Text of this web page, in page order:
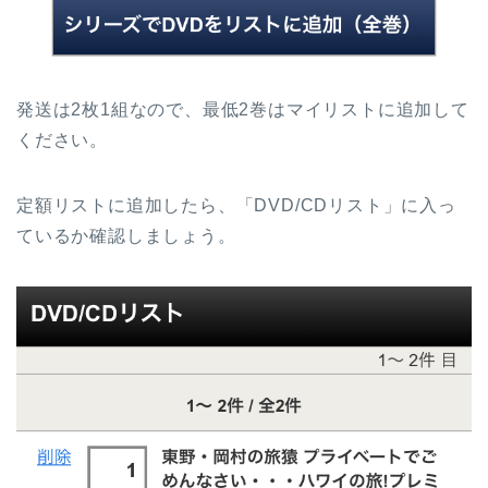
発送は2枚1組なので、最低2巻はマイリストに追加して
ください。
定額リストに追加したら、「DVD/CDリスト」に入っ
ているか確認しましょう。